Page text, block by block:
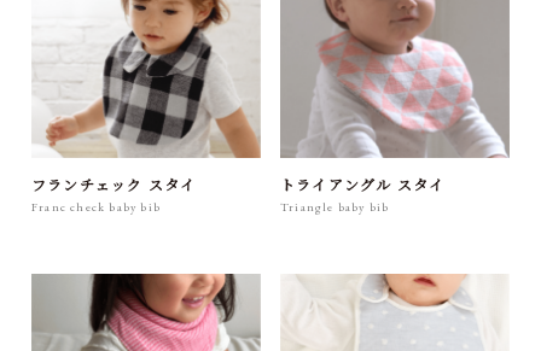
フランチェック スタイ
Franc check baby bib
トライアングル スタイ
Triangle baby bib